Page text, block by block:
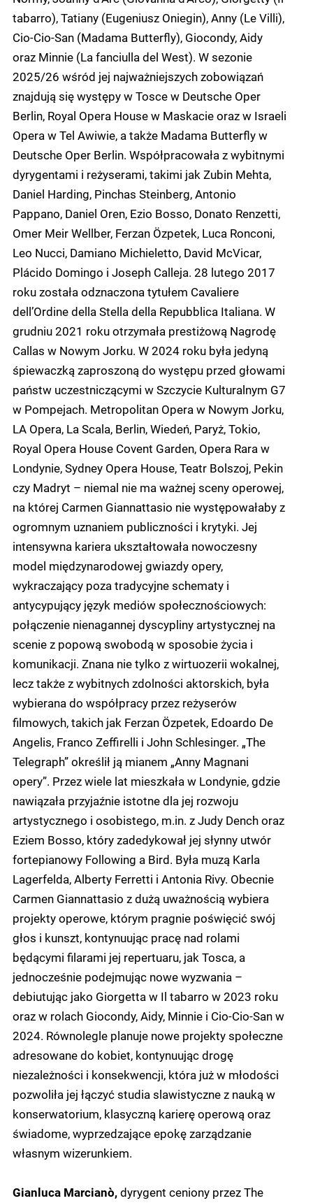
tabarro), Tatiany (Eugeniusz Oniegin), Anny (Le Villi),
Cio-Cio-San (Madama Butterfly), Giocondy, Aidy
oraz Minnie (La fanciulla del West). W sezonie
2025/26 wśród jej najważniejszych zobowiązań
znajdują się występy w Tosce w Deutsche Oper
Berlin, Royal Opera House w Maskacie oraz w Israeli
Opera w Tel Awiwie, a także Madama Butterfly w
Deutsche Oper Berlin. Współpracowała z wybitnymi
dyrygentami i reżyserami, takimi jak Zubin Mehta,
Daniel Harding, Pinchas Steinberg, Antonio
Pappano, Daniel Oren, Ezio Bosso, Donato Renzetti,
Omer Meir Wellber, Ferzan Özpetek, Luca Ronconi,
Leo Nucci, Damiano Michieletto, David McVicar,
Plácido Domingo i Joseph Calleja. 28 lutego 2017
roku została odznaczona tytułem Cavaliere
dell’Ordine della Stella della Repubblica Italiana. W
grudniu 2021 roku otrzymała prestiżową Nagrodę
Callas w Nowym Jorku. W 2024 roku była jedyną
śpiewaczką zaproszoną do występu przed głowami
państw uczestniczącymi w Szczycie Kulturalnym G7
w Pompejach. Metropolitan Opera w Nowym Jorku,
LA Opera, La Scala, Berlin, Wiedeń, Paryż, Tokio,
Royal Opera House Covent Garden, Opera Rara w
Londynie, Sydney Opera House, Teatr Bolszoj, Pekin
czy Madryt – niemal nie ma ważnej sceny operowej,
na której Carmen Giannattasio nie występowałaby z
ogromnym uznaniem publiczności i krytyki. Jej
intensywna kariera ukształtowała nowoczesny
model międzynarodowej gwiazdy opery,
wykraczający poza tradycyjne schematy i
antycypujący język mediów społecznościowych:
połączenie nienagannej dyscypliny artystycznej na
scenie z popową swobodą w sposobie życia i
komunikacji. Znana nie tylko z wirtuozerii wokalnej,
lecz także z wybitnych zdolności aktorskich, była
wybierana do współpracy przez reżyserów
filmowych, takich jak Ferzan Özpetek, Edoardo De
Angelis, Franco Zeffirelli i John Schlesinger. „The
Telegraph” określił ją mianem „Anny Magnani
opery”. Przez wiele lat mieszkała w Londynie, gdzie
nawiązała przyjaźnie istotne dla jej rozwoju
artystycznego i osobistego, m.in. z Judy Dench oraz
Eziem Bosso, który zadedykował jej słynny utwór
fortepianowy Following a Bird. Była muzą Karla
Lagerfelda, Alberty Ferretti i Antonia Rivy. Obecnie
Carmen Giannattasio z dużą uważnością wybiera
projekty operowe, którym pragnie poświęcić swój
głos i kunszt, kontynuując pracę nad rolami
będącymi filarami jej repertuaru, jak Tosca, a
jednocześnie podejmując nowe wyzwania –
debiutując jako Giorgetta w Il tabarro w 2023 roku
oraz w rolach Giocondy, Aidy, Minnie i Cio-Cio-San w
2024. Równolegle planuje nowe projekty społeczne
adresowane do kobiet, kontynuując drogę
niezależności i konsekwencji, która już w młodości
pozwoliła jej łączyć studia slawistyczne z nauką w
konserwatorium, klasyczną karierę operową oraz
świadome, wyprzedzające epokę zarządzanie
własnym wizerunkiem.
Gianluca Marcianò,dyrygent ceniony przez The